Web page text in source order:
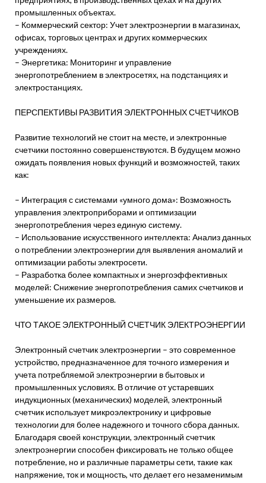
промышленных объектах.
– Коммерческий сектор: Учет электроэнергии в магазинах,
офисах, торговых центрах и других коммерческих
учреждениях.
– Энергетика: Мониторинг и управление
энергопотреблением в электросетях, на подстанциях и
электростанциях.
ПЕРСПЕКТИВЫ РАЗВИТИЯ ЭЛЕКТРОННЫХ СЧЕТЧИКОВ
Развитие технологий не стоит на месте, и электронные
счетчики постоянно совершенствуются. В будущем можно
ожидать появления новых функций и возможностей, таких
как:
– Интеграция с системами «умного дома»: Возможность
управления электроприборами и оптимизации
энергопотребления через единую систему.
– Использование искусственного интеллекта: Анализ данных
о потреблении электроэнергии для выявления аномалий и
оптимизации работы электросети.
– Разработка более компактных и энергоэффективных
моделей: Снижение энергопотребления самих счетчиков и
уменьшение их размеров.
ЧТО ТАКОЕ ЭЛЕКТРОННЫЙ СЧЕТЧИК ЭЛЕКТРОЭНЕРГИИ
Электронный счетчик электроэнергии – это современное
устройство, предназначенное для точного измерения и
учета потребляемой электроэнергии в бытовых и
промышленных условиях. В отличие от устаревших
индукционных (механических) моделей, электронный
счетчик использует микроэлектронику и цифровые
технологии для более надежного и точного сбора данных.
Благодаря своей конструкции, электронный счетчик
электроэнергии способен фиксировать не только общее
потребление, но и различные параметры сети, такие как
напряжение, ток и мощность, что делает его незаменимым